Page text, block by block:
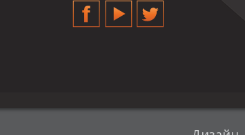
FacebookYouTubeTwitter